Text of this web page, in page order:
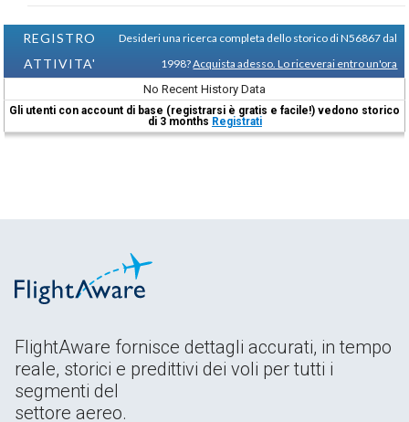
REGISTRO
ATTIVITA'
Desideri una ricerca completa dello storico di N56867 dal
1998?Acquista adesso. Lo riceverai entro un'ora
No Recent History Data
Gli utenti con account di base (registrarsi è gratis e facile!) vedono storico
di 3 months Registrati
FlightAware fornisce dettagli accurati, in tempo
reale, storici e predittivi dei voli per tutti i
segmenti del
settore aereo.